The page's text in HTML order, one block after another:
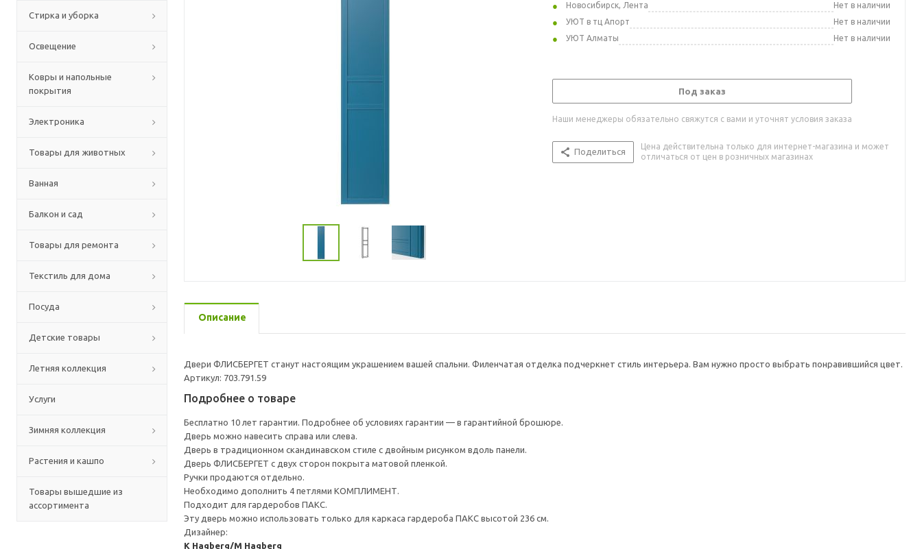
Стирка и уборка
Освещение
Ковры и напольные
покрытия
Электроника
Товары для животных
Ванная
Балкон и сад
Товары для ремонта
Текстиль для дома
Посуда
Детские товары
Летняя коллекция
Услуги
Зимняя коллекция
Растения и кашпо
Товары вышедшие из
ассортимента
Новосибирск, Лента
Нет в наличии
УЮТ в тц Апорт
Нет в наличии
УЮТ Алматы
Нет в наличии
Под заказ
Наши менеджеры обязательно свяжутся с вами и уточнят условия заказа
Поделиться
Цена действительна только для интернет-магазина и может
отличаться от цен в розничных магазинах
Описание
Двери ФЛИСБЕРГЕТ станут настоящим украшением вашей спальни. Филенчатая отделка подчеркнет стиль интерьера. Вам нужно просто выбрать понравившийся цвет.
Артикул: 703.791.59
Подробнее о товаре
Бесплатно 10 лет гарантии. Подробнее об условиях гарантии — в гарантийной брошюре.
Дверь можно навесить справа или слева.
Дверь в традиционном скандинавском стиле с двойным рисунком вдоль панели.
Дверь ФЛИСБЕРГЕТ с двух сторон покрыта матовой пленкой.
Ручки продаются отдельно.
Необходимо дополнить 4 петлями КОМПЛИМЕНТ.
Подходит для гардеробов ПАКС.
Эту дверь можно использовать только для каркаса гардероба ПАКС высотой 236 см.
Дизайнер:
K Hagberg/M Hagberg